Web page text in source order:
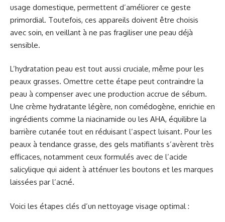
usage domestique, permettent d’améliorer ce geste
primordial. Toutefois, ces appareils doivent être choisis
avec soin, en veillant à ne pas fragiliser une peau déjà
sensible.
L’hydratation peau est tout aussi cruciale, même pour les
peaux grasses. Omettre cette étape peut contraindre la
peau à compenser avec une production accrue de sébum.
Une crème hydratante légère, non comédogène, enrichie en
ingrédients comme la niacinamide ou les AHA, équilibre la
barrière cutanée tout en réduisant l’aspect luisant. Pour les
peaux à tendance grasse, des gels matifiants s’avèrent très
efficaces, notamment ceux formulés avec de l’acide
salicylique qui aident à atténuer les boutons et les marques
laissées par l’acné.
Voici les étapes clés d’un nettoyage visage optimal :